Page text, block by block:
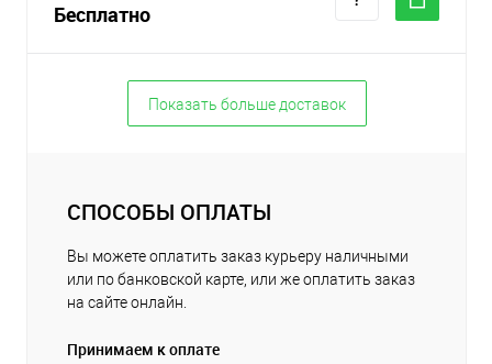
Бесплатно
Показать больше доставок
СПОСОБЫ ОПЛАТЫ
Вы можете оплатить заказ курьеру наличными
или по банковской карте, или же оплатить заказ
на сайте онлайн.
Принимаем к оплате